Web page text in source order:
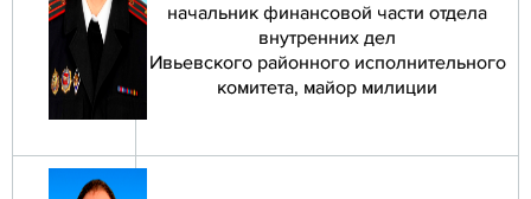
начальник финансовой части отдела
внутренних дел
Ивьевского районного исполнительного
комитета, майор милиции